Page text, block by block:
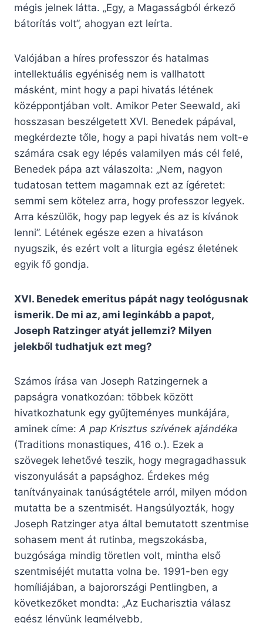
mégis jelnek látta. „Egy, a Magasságból érkező
bátorítás volt”, ahogyan ezt leírta.
Valójában a híres professzor és hatalmas
intellektuális egyéniség nem is vallhatott
másként, mint hogy a papi hivatás létének
középpontjában volt. Amikor Peter Seewald, aki
hosszasan beszélgetett XVI. Benedek pápával,
megkérdezte tőle, hogy a papi hivatás nem volt-e
számára csak egy lépés valamilyen más cél felé,
Benedek pápa azt válaszolta: „Nem, nagyon
tudatosan tettem magamnak ezt az ígéretet:
semmi sem kötelez arra, hogy professzor legyek.
Arra készülök, hogy pap legyek és az is kívánok
lenni”. Létének egésze ezen a hivatáson
nyugszik, és ezért volt a liturgia egész életének
egyik fő gondja.
XVI. Benedek emeritus pápát nagy teológusnak
ismerik. De mi az, ami leginkább a papot,
Joseph Ratzinger atyát jellemzi? Milyen
jelekből tudhatjuk ezt meg?
Számos írása van Joseph Ratzingernek a
papságra vonatkozóan: többek között
hivatkozhatunk egy gyűjteményes munkájára,
aminek címe: A pap Krisztus szívének ajándéka
(Traditions monastiques, 416 o.). Ezek a
szövegek lehetővé teszik, hogy megragadhassuk
viszonyulását a papsághoz. Érdekes még
tanítványainak tanúságtétele arról, milyen módon
mutatta be a szentmisét. Hangsúlyozták, hogy
Joseph Ratzinger atya által bemutatott szentmise
sohasem ment át rutinba, megszokásba,
buzgósága mindig töretlen volt, mintha első
szentmiséjét mutatta volna be. 1991-ben egy
homíliájában, a bajorországi Pentlingben, a
következőket mondta: „Az Eucharisztia válasz
egész lényünk legmélyebb,